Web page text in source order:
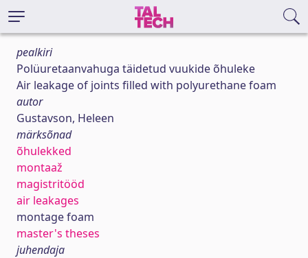
pealkiri
Polüuretaanvahuga täidetud vuukide õhuleke
Air leakage of joints filled with polyurethane foam
autor
Gustavson, Heleen
märksõnad
õhulekked
montaaž
magistritööd
air leakages
montage foam
master's theses
juhendaja